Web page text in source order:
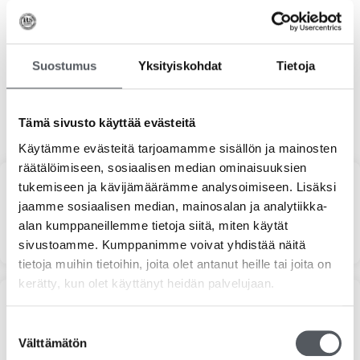
Suostumus Yksityiskohdat Tietoja
Tämä sivusto käyttää evästeitä
Käytämme evästeitä tarjoamamme sisällön ja mainosten
räätälöimiseen, sosiaalisen median ominaisuuksien
tukemiseen ja kävijämäärämme analysoimiseen. Lisäksi
jaamme sosiaalisen median, mainosalan ja analytiikka-
alan kumppaneillemme tietoja siitä, miten käytät
sivustoamme. Kumppanimme voivat yhdistää näitä
tietoja muihin tietoihin, joita olet antanut heille tai joita on
kerätty, kun olet käyttänyt heidän palvelujaan.
valinta
Välttämätön
Haku